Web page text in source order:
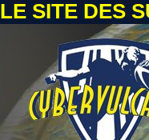
LE SITE DES